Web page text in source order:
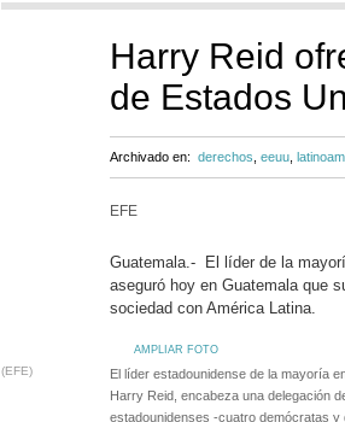
Harry Reid
de Estados
Archivado en: derechos eeuu
EFE
Guatemala.- El líder de la
aseguró hoy en Guatemala que
sociedad con América Latina.
AMPLIAR FOTO
(EFE)
El líder estadounidense de la mayoría
Harry Reid, encabeza una delegación
estadounidenses -cuatro demócratas y